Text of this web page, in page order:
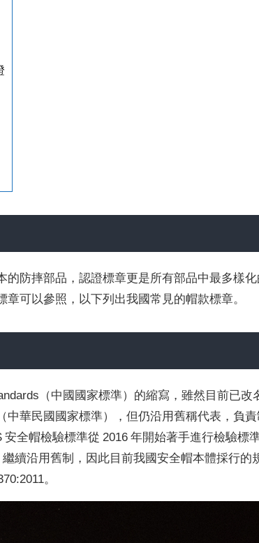
的防摔部品，認證標章更是所有部品中最多樣
可以參照，以下列出我國常見的帽款標章。
（中國國家標準）的縮寫，雖然目前已改
中華民國國家標準），但仍沿用舊稱代表，負
全帽檢驗標準從 2016 年開始著手進行檢驗標
續沿用舊制，因此目前我國安全帽本體採行的
。